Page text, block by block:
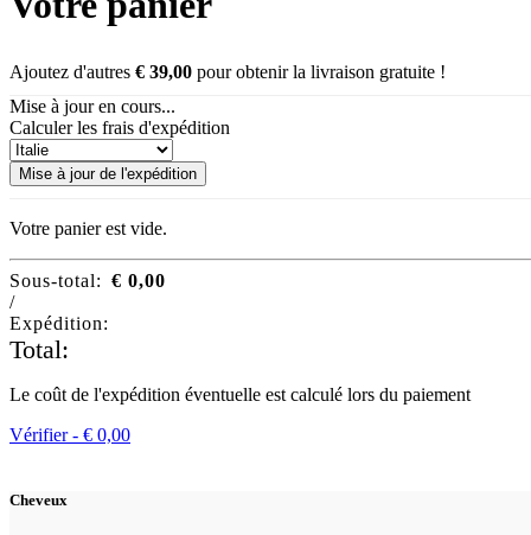
Ajoutez d'autres € 39,00 pour obtenir la livraison gratuite !
Mise à jour en cours...
Calculer les frais d'expédition
Mise à jour de l'expédition
Votre panier est vide.
Sous-total: € 0,00
/
Expédition:
Total:
Le coût de l'expédition éventuelle est calculé lors du paiement
Vérifier - € 0,00
Cheveux